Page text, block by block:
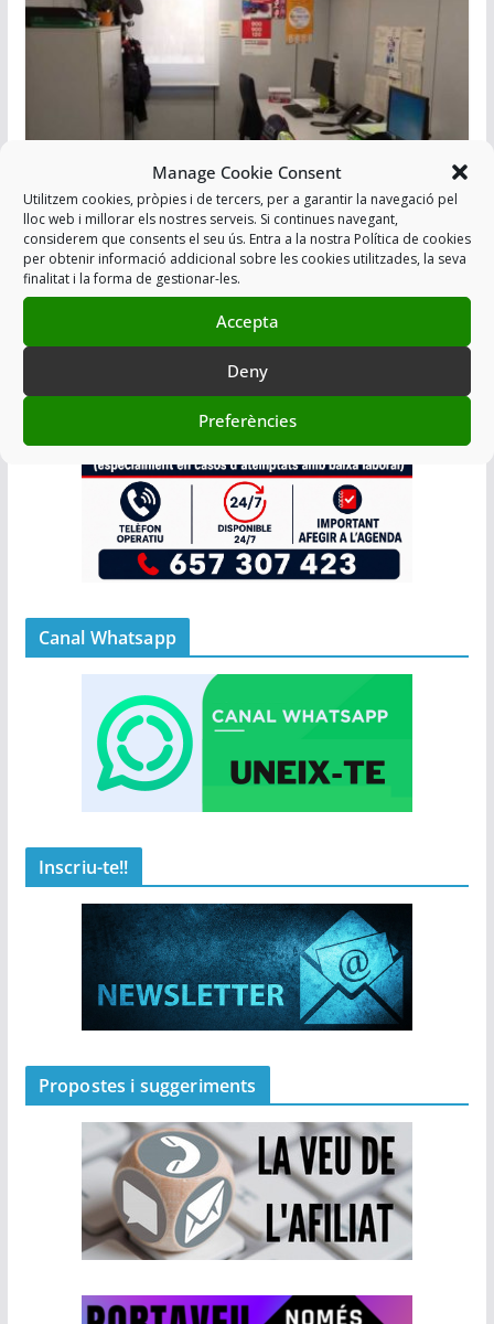
Manage Cookie Consent
Utilitzem cookies, pròpies i de tercers, per a garantir la navegació pel
lloc web i millorar els nostres serveis. Si continues navegant,
considerem que consents el seu ús. Entra a la nostra Política de cookies
per obtenir informació addicional sobre les cookies utilitzades, la seva
finalitat i la forma de gestionar-les.
Accepta
Deny
Preferències
OPOSICIÓ A LA REFORMA DEL
DECRET DE SEGONA ACTIVITAT
Canal Whatsapp
Inscriu-te!!
Propostes i suggeriments